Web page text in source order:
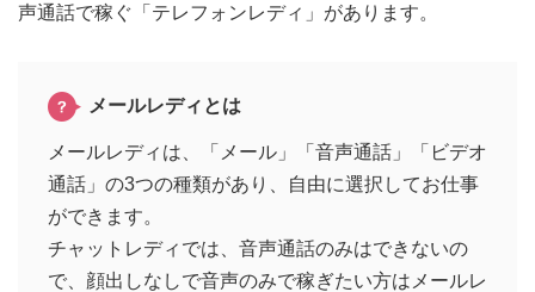
声通話で稼ぐ「テレフォンレディ」があります。
メールレディとは
メールレディは、「メール」「音声通話」「ビデオ
通話」の3つの種類があり、自由に選択してお仕事
ができます。
チャットレディでは、音声通話のみはできないの
で、顔出しなしで音声のみで稼ぎたい方はメールレ